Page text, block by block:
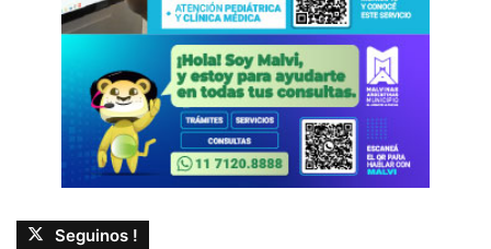
Seguinos !